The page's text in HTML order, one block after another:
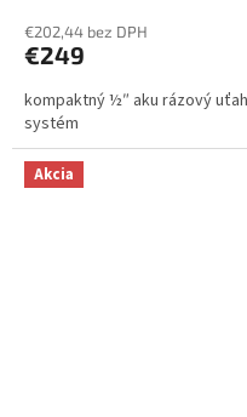
€202,44 bez DPH
€249
kompaktný ½″ aku rázový
systém
Akcia